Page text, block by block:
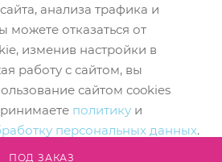
ПОД ЗАКАЗ
анализа трафика и
можете отказаться от
изменив настройки в
работу с сайтом, вы
сайтом cookies
политику и
персональных данных.